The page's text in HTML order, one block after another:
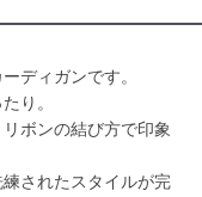
ディガンです。
り。
ボンの結び方で印象
されたスタイルが完